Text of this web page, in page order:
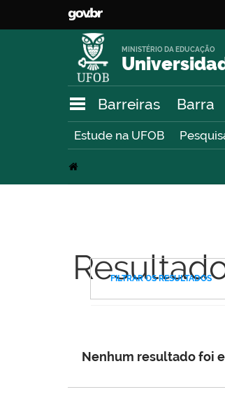
MINISTÉRIO DA EDUCAÇÃO
Barreiras Barra
Estude na UFOB
FILTRAR OS RESULTADOS
Nenhum resultado foi